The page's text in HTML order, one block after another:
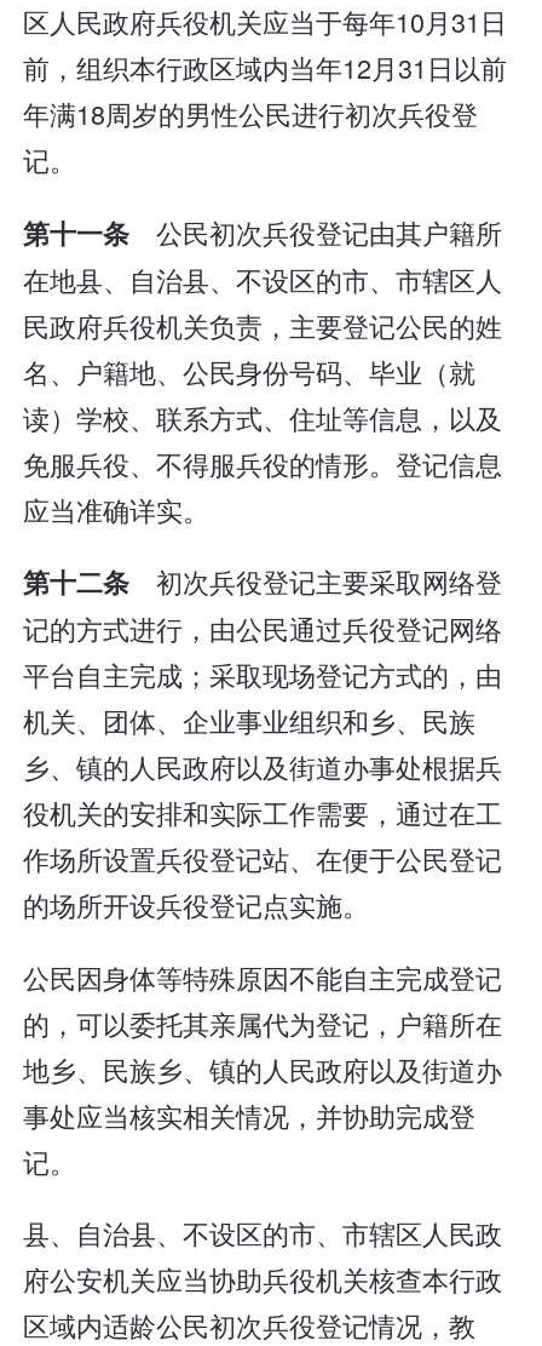
区人民政府兵役机关应当于每年10月31日
前，组织本行政区域内当年12月31日以前
年满18周岁的男性公民进行初次兵役登
记。
第十一条公民初次兵役登记由其户籍所
在地县、自治县、不设区的市、市辖区人
民政府兵役机关负责，主要登记公民的姓
名、户籍地、公民身份号码、毕业（就
读）学校、联系方式、住址等信息，以及
免服兵役、不得服兵役的情形。登记信息
应当准确详实。
第十二条初次兵役登记主要采取网络登
记的方式进行，由公民通过兵役登记网络
平台自主完成；采取现场登记方式的，由
机关、团体、企业事业组织和乡、民族
乡、镇的人民政府以及街道办事处根据兵
役机关的安排和实际工作需要，通过在工
作场所设置兵役登记站、在便于公民登记
的场所开设兵役登记点实施。
公民因身体等特殊原因不能自主完成登记
的，可以委托其亲属代为登记，户籍所在
地乡、民族乡、镇的人民政府以及街道办
事处应当核实相关情况，并协助完成登
记。
县、自治县、不设区的市、市辖区人民政
府公安机关应当协助兵役机关核查本行政
区域内适龄公民初次兵役登记情况，教